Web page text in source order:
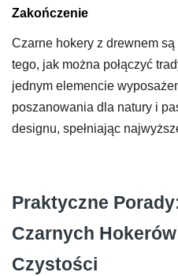
Zakończenie
Czarne hokery z drewnem są
tego, jak można połączyć
jednym elemencie
poszanowania dla natury i
designu, spełniając
Praktyczne
Czarnych
Czystości